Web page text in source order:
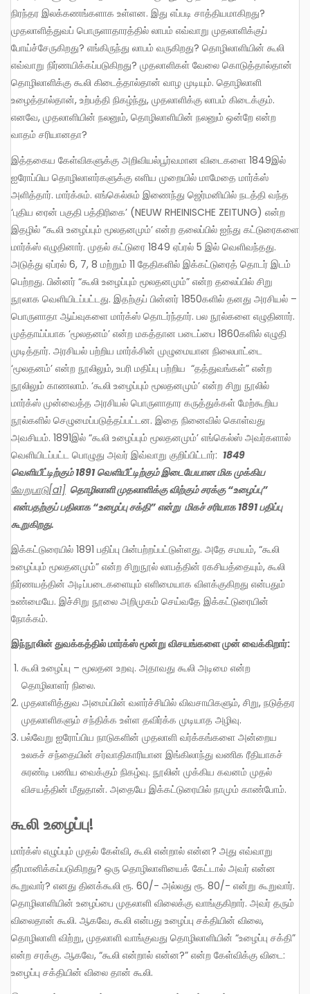
நிரந்தர இலக்கணங்களாக உள்ளன. இது எப்படி சாத்தியமாகிறது?
முதலாளித்துவப் பொருளாதாரத்தில் லாபம் எவ்வாறு முதலாளிக்குப்
போய்ச்சேருகிறது? எங்கிருந்து லாபம் வருகிறது? தொழிலாளியின் கூலி
எவ்வாறு நிர்ணயிக்கப்படுகிறது? முதலாளிகள் வேலை கொடுத்தால்தான்
தொழிலாளிக்கு கூலி கிடைத்தால்தான் வாழ முடியும். தொழிலாளி
உழைத்தால்தான், உற்பத்தி நிகழ்ந்து, முதலாளிக்கு லாபம் கிடைக்கும்.
எனவே, முதலாளியின் நலனும், தொழிலாளியின் நலனும் ஒன்றே என்ற
வாதம் சரியானதா?
இத்தகைய கேள்விகளுக்கு அறிவியல்பூர்வமான விடைகளை 1849இல்
ஐரோப்பிய தொழிலாளர்களுக்கு எளிய முறையில் மாமேதை மார்க்ஸ்
அளித்தார். மார்க்சும். எங்கெல்சும் இணைந்து ஜெர்மனியில் நடத்தி வந்த
‘புதிய ரைன் பகுதி பத்திரிகை’ (NEUW RHEINISCHE ZEITUNG) என்ற
இதழில் “கூலி உழைப்பும் மூலதனமும்’ என்ற தலைப்பில் ஐந்து கட்டுரைகளை
மார்க்ஸ் எழுதினார். முதல் கட்டுரை 1849 ஏப்ரல் 5 இல் வெளிவந்தது.
அடுத்து ஏப்ரல் 6, 7, 8 மற்றும் 11 தேதிகளில் இக்கட்டுரைத் தொடர் இடம்
பெற்றது. பின்னர் “கூலி உழைப்பும் மூலதனமும்” என்ற தலைப்பில் சிறு
நூலாக வெளியிடப்பட்டது. இதற்குப் பின்னர் 1850களில் தனது அரசியல் –
பொருளாதா ஆய்வுகளை மார்க்ஸ் தொடர்ந்தார். பல நூல்களை எழுதினார்.
முத்தாய்ப்பாக ‘மூலதனம்’ என்ற மகத்தான படைப்பை 1860களில் எழுதி
முடித்தார். அரசியல் பற்றிய மார்க்சின் முழுமையான நிலைபாட்டை
‘மூலதனம்’ என்ற நூலிலும், உபரி மதிப்பு பற்றிய “தத்துவங்கள்” என்ற
நூலிலும் காணலாம். ‘கூலி உழைப்பும் மூலதனமும்’ என்ற சிறு நூலில்
மார்க்ஸ் முன்வைத்த அரசியல் பொருளாதார கருத்துக்கள் மேற்கூறிய
நூல்களில் செழுமைப்படுத்தப்பட்டன. இதை நினைவில் கொள்வது
அவசியம். 1891இல் “கூலி உழைப்பும் மூலதனமும்’ எங்கெல்ஸ் அவர்களால்
வெளியிடப்பட்ட பொழுது அவர் இவ்வாறு குறிப்பிட்டார்: 1849
வெளியீட்டிற்கும் 1891 வெளியீட்டிற்கும் இடையேயான மிக முக்கிய
வேறுபாடு[a1] தொழிலாளி முதலாளிக்கு விற்கும் சரக்கு “உழைப்பு”
என்பதற்குப் பதிலாக “உழைப்பு சக்தி”என்றுமிகச் சரியாக 1891 பதிப்பு
கூறுகிறது.
இக்கட்டுரையில் 1891 பதிப்பு பின்பற்றப்பட்டுள்ளது. அதே சமயம், “கூலி
உழைப்பும் மூலதனமும்” என்ற சிறுநூல் லாபத்தின் ரகசியத்தையும், கூலி
நிர்ணயத்தின் அடிப்படைகளையும் எளிமையாக விளக்குகிறது என்பதும்
உண்மையே. இச்சிறு நூலை அறிமுகம் செய்வதே இக்கட்டுரையின்
நோக்கம்.
இந்நூலின் துவக்கத்தில் மார்க்ஸ் மூன்று விசயங்களை முன் வைக்கிறார்:
கூலி உழைப்பு – மூலதன உறவு. அதாவது கூலி அடிமை என்ற
தொழிலாளர் நிலை.
முதலாளித்துவ அமைப்பின் வளர்ச்சியில் விவசாயிகளும், சிறு, நடுத்தர
முதலாளிகளும் சந்திக்க உள்ள தவிர்க்க முடியாத அழிவு.
பல்வேறு ஐரோப்பிய நாடுகளின் முதலாளி வர்க்கங்களை அன்றைய
உலகச் சந்தையின் சர்வாதிகாரியான இங்கிலாந்து வணிக ரீதியாகச்
சுரண்டி பணிய வைக்கும் நிகழ்வு. நூலின் முக்கிய கவனம் முதல்
விசயத்தின் மீதுதான். அதையே இக்கட்டுரையில் நாமும் காண்போம்.
கூலி உழைப்பு!
மார்க்ஸ் எழுப்பும் முதல் கேள்வி, கூலி என்றால் என்ன? அது எவ்வாறு
தீர்மானிக்கப்படுகிறது? ஒரு தொழிலாளியைக் கேட்டால் அவர் என்ன
கூறுவார்? எனது தினக்கூலி ரூ. 60/- அல்லது ரூ. 80/- என்று கூறுவார்.
தொழிலாளியின் உழைப்பை முதலாளி விலைக்கு வாங்குகிறார். அவர் தரும்
விலைதான் கூலி. ஆகவே, கூலி என்பது உழைப்பு சக்தியின் விலை,
தொழிலாளி விற்று, முதலாளி வாங்குவது தொழிலாளியின் “உழைப்பு சக்தி”
என்ற சரக்கு. ஆகவே, “கூலி என்றால் என்ன?” என்ற கேள்விக்கு விடை:
உழைப்பு சக்தியின் விலை தான் கூலி.